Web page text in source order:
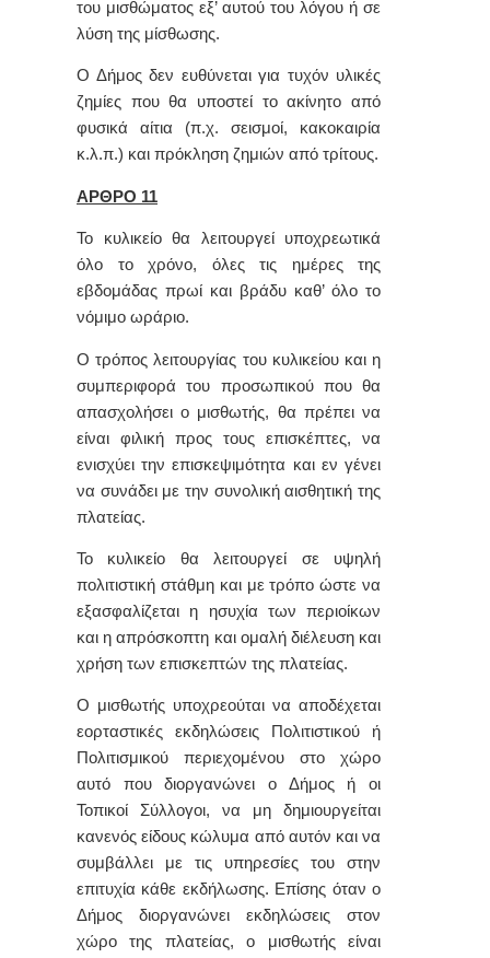
του μισθώματος εξ’ αυτού του λόγου ή σε
λύση της μίσθωσης.
Ο Δήμος δεν ευθύνεται για τυχόν υλικές
ζημίες που θα υποστεί το ακίνητο από
φυσικά αίτια (π.χ. σεισμοί, κακοκαιρία
κ.λ.π.) και πρόκληση ζημιών από τρίτους.
ΑΡΘΡΟ 11
Το κυλικείο θα λειτουργεί υποχρεωτικά
όλο το χρόνο, όλες τις ημέρες της
εβδομάδας πρωί και βράδυ καθ’ όλο το
νόμιμο ωράριο.
Ο τρόπος λειτουργίας του κυλικείου και η
συμπεριφορά του προσωπικού που θα
απασχολήσει ο μισθωτής, θα πρέπει να
είναι φιλική προς τους επισκέπτες, να
ενισχύει την επισκεψιμότητα και εν γένει
να συνάδει με την συνολική αισθητική της
πλατείας.
Το κυλικείο θα λειτουργεί σε υψηλή
πολιτιστική στάθμη και με τρόπο ώστε να
εξασφαλίζεται η ησυχία των περιοίκων
και η απρόσκοπτη και ομαλή διέλευση και
χρήση των επισκεπτών της πλατείας.
Ο μισθωτής υποχρεούται να αποδέχεται
εορταστικές εκδηλώσεις Πολιτιστικού ή
Πολιτισμικού περιεχομένου στο χώρο
αυτό που διοργανώνει ο Δήμος ή οι
Τοπικοί Σύλλογοι, να μη δημιουργείται
κανενός είδους κώλυμα από αυτόν και να
συμβάλλει με τις υπηρεσίες του στην
επιτυχία κάθε εκδήλωσης. Επίσης όταν ο
Δήμος διοργανώνει εκδηλώσεις στον
χώρο της πλατείας, ο μισθωτής είναι